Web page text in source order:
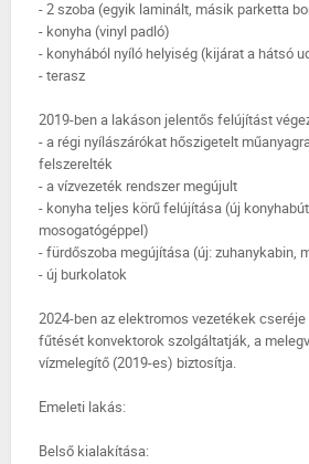
- 2 szoba (egyik laminált, másik parketta
- konyha (vinyl padló)
- konyhából nyíló helyiség (kijárat a hátsó
- terasz
2019-ben a lakáson jelentős felújítást
- a régi nyílászárókat hőszigetelt
felszerelték
- a vízvezeték rendszer megújult
- konyha teljes körű felújítása (új
mosogatógéppel)
- fürdőszoba megújítása (új: zuhanykabin,
- új burkolatok
2024-ben az elektromos vezetékek
fűtését konvektorok szolgáltatják, a
vízmelegítő (2019-es) biztosítja.
Emeleti lakás:
Belső kialakítása: